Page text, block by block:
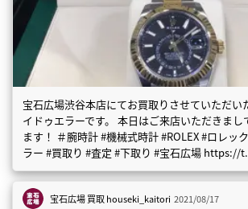
宝石広場渋谷本店にてお買取りさせていただい
イドゥエラーです。 本日はご来店いただきま
ます！ ＃腕時計 #機械式時計 #ROLEX #ロレッ
ラー #買取り #査定 #下取り #宝石広場
宝石広場 買取houseki_kaitori 2021/08/17